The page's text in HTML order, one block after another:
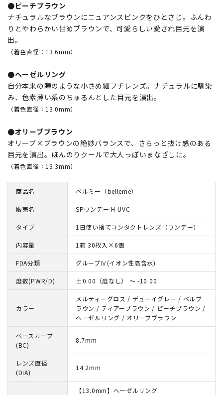
●ピーチブラウン
ナチュラルなブラウンにニュアンスピンクをひとさじ。ふんわ
りとやわらかい甘めブラウンで、可愛らしい愛され目元を演
出。
（着色直径：13.6mm）
●ヘーゼルリング
自分本来の瞳のような小さめ細フチレンズ。ナチュラルに馴染
み、色素薄い系のちゅるんとした目元を演出。
（着色直径：13.0mm）
●オリーブブラウン
オリーブ×ブラウンの絶妙バランスで、さらっと抜け感のある
目元を演出。ほんのりクールで大人っぽいまなざしに。
（着色直径：13.3mm）
商品名 ベルミー（belleme）
販売名 SPワンデー H-UVC
タイプ 1日使い捨てコンタクトレンズ（ワンデー）
内容量 1箱 30枚入×6個
FDA分類 グループⅣ(イオン性高含水)
度数(PWR/D) ±0.00（度なし） ～ -10.00
カラー
メルティーグロス / デューイグレー / ベルブ
ラウン / ティアーブラウン / ピーチブラウン /
ヘーゼルリング / オリーブブラウン
ベースカーブ
(BC)
8.7mm
レンズ直径
(DIA)
14.2mm
【13.0mm】ヘーゼルリング